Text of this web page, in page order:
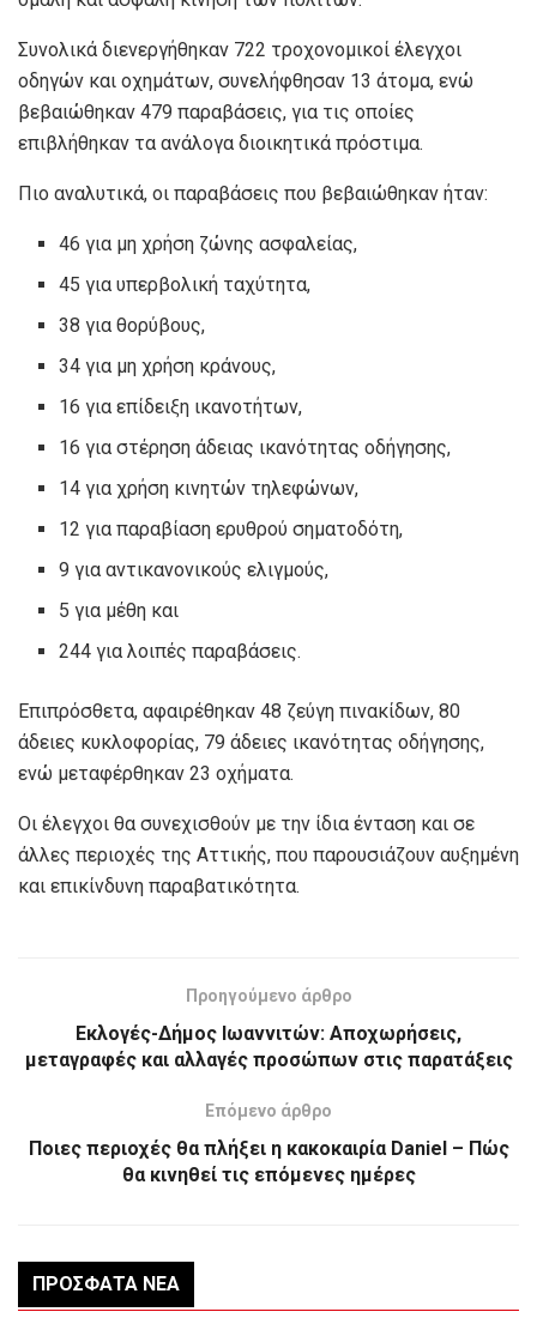
Συνολικά διενεργήθηκαν 722 τροχονομικοί έλεγχοι
οδηγών και οχημάτων, συνελήφθησαν 13 άτομα, ενώ
βεβαιώθηκαν 479 παραβάσεις, για τις οποίες
επιβλήθηκαν τα ανάλογα διοικητικά πρόστιμα.
Πιο αναλυτικά, οι παραβάσεις που βεβαιώθηκαν ήταν:
46 για μη χρήση ζώνης ασφαλείας,
45 για υπερβολική ταχύτητα,
38 για θορύβους,
34 για μη χρήση κράνους,
16 για επίδειξη ικανοτήτων,
16 για στέρηση άδειας ικανότητας οδήγησης,
14 για χρήση κινητών τηλεφώνων,
12 για παραβίαση ερυθρού σηματοδότη,
9 για αντικανονικούς ελιγμούς,
5 για μέθη και
244 για λοιπές παραβάσεις.
Επιπρόσθετα, αφαιρέθηκαν 48 ζεύγη πινακίδων, 80
άδειες κυκλοφορίας, 79 άδειες ικανότητας οδήγησης,
ενώ μεταφέρθηκαν 23 οχήματα.
Οι έλεγχοι θα συνεχισθούν με την ίδια ένταση και σε
άλλες περιοχές της Αττικής, που παρουσιάζουν αυξημένη
και επικίνδυνη παραβατικότητα.
Προηγούμενο άρθρο
Εκλογές-Δήμος Ιωαννιτών: Αποχωρήσεις,
μεταγραφές και αλλαγές προσώπων στις παρατάξεις
Επόμενο άρθρο
Ποιες περιοχές θα πλήξει η κακοκαιρία Daniel – Πώς
θα κινηθεί τις επόμενες ημέρες
ΠΡΌΣΦΑΤΑ ΝΈΑ